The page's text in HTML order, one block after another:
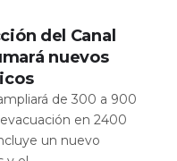
del Canal
nuevos
de 300 a 900
en 2400
un nuevo